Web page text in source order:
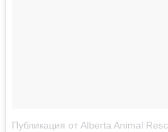
Публикация от Alberta Animal